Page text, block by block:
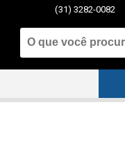
(31) 3282-0082